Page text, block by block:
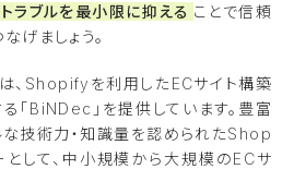
ラブルを最小限に抑える ことで信頼
げましょう。
、Shopifyを利用したECサイト構築
「BiNDec」を提供しています。豊富
技術力・知識量を認められたShop
して、中小規模から大規模のECサ